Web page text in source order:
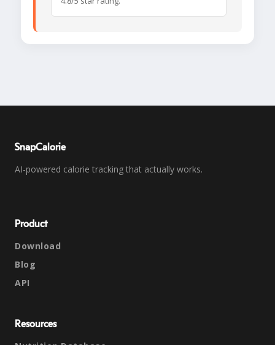
SnapCalorie
AI-powered calorie tracking that actually works.
Product
Download
Blog
API
Resources